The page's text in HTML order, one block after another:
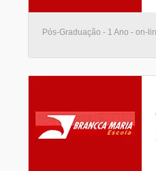
Pós-Graduação - 1 Ano - on-